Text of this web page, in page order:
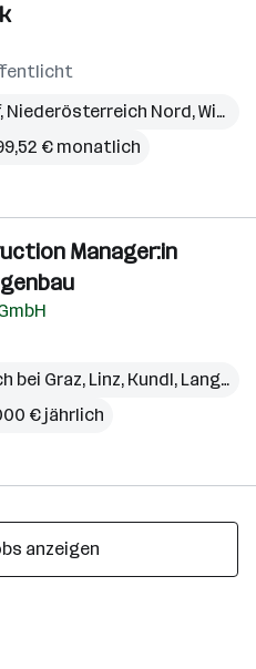
, Niederösterreich Nord,Wien
€ monatlich
Manager:in
bei Graz, Linz, Kundl, Langkampfen
€ jährlich
anzeigen